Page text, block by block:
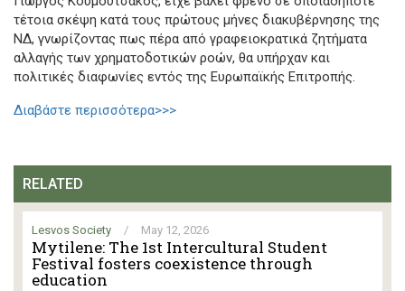
τέτοια σκέψη κατά τους πρώτους μήνες διακυβέρνησης της
ΝΔ, γνωρίζοντας πως πέρα από γραφειοκρατικά ζητήματα
αλλαγής των χρηματοδοτικών ροών, θα υπήρχαν και
πολιτικές διαφωνίες εντός της Ευρωπαϊκής Επιτροπής.
Διαβάστε περισσότερα>>>
RELATED
Lesvos Society / May 12, 2026
Mytilene: The 1st Intercultural Student
Festival fosters coexistence through
education